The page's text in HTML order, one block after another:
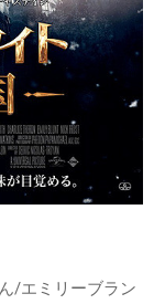
/エミリーブラン